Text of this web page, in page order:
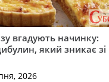
вгадують начинку:
який зникає зі
2026